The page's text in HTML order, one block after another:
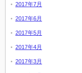
2017年7月
2017年6月
2017年5月
2017年4月
2017年3月